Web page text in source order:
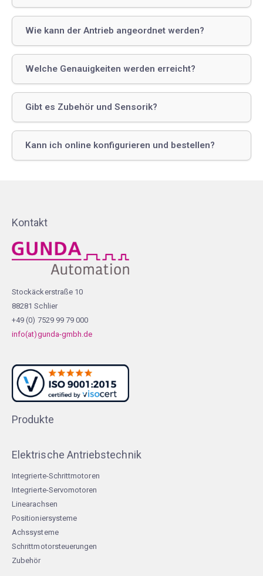
Wie kann der Antrieb angeordnet werden?
Welche Genauigkeiten werden erreicht?
Gibt es Zubehör und Sensorik?
Kann ich online konfigurieren und bestellen?
Kontakt
Stockäckerstraße 10
88281 Schlier
+49 (0) 7529 99 79 000
info(at)gunda-gmbh.de
Produkte
Elektrische Antriebstechnik
Integrierte-Schrittmotoren
Integrierte-Servomotoren
Linearachsen
Positioniersysteme
Achssysteme
Schrittmotorsteuerungen
Zubehör